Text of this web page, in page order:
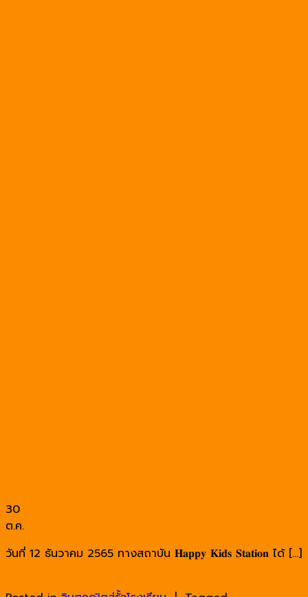
30
ต.ค.
วันที่ 12 ธันวาคม 2565 ทางสถาบัน 𝐇𝐚𝐩𝐩𝐲 𝐊𝐢𝐝𝐬 𝐒𝐭𝐚𝐭𝐢𝐨𝐧 ได้ […]